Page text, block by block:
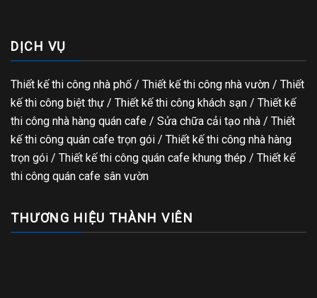
DỊCH VỤ
Thiết kế thi công nhà phố / Thiết kế thi công nhà vườn / Thiết
kế thi công biệt thự / Thiết kế thi công khách sạn / Thiết kế
thi công nhà hàng quán cafe / Sửa chữa cải tạo nhà / Thiết
kế thi công quán cafe trọn gói / Thiết kế thi công nhà hàng
trọn gói / Thiết kế thi công quán cafe khung thép / Thiết kế
thi công quán cafe sân vườn
THƯƠNG HIỆU THÀNH VIÊN